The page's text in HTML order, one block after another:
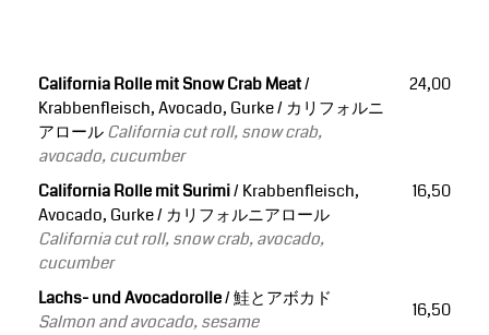
California Rolle mit Snow Crab Meat/
Krabbenfleisch, Avocado, Gurke / カリフォルニ
アロールCalifornia cut roll, snow crab,
avocado, cucumber
24,00
California Rolle mit Surimi/ Krabbenfleisch,
Avocado, Gurke / カリフォルニアロール
California cut roll, snow crab, avocado,
cucumber
16,50
Lachs- und Avocadorolle/ 鮭とアボカド
Salmon and avocado, sesame
16,50